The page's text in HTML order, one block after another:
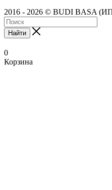
2016 - 2026 © BUDI BASA
Найти
0
Корзина